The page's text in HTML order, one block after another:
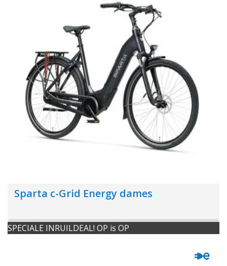
Sparta c-Grid Energy dames
SPECIALE INRUILDEAL! OP is OP